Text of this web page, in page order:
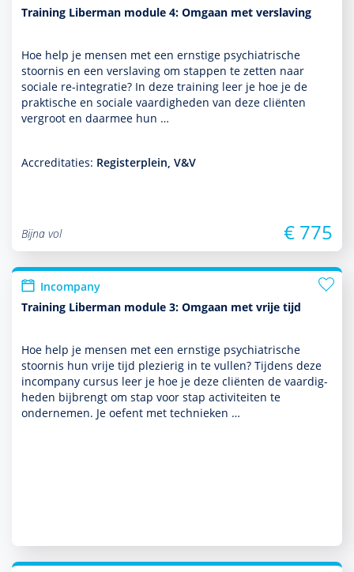
Training Liberman module 4: Omgaan met verslaving
Hoe help je mensen met een ernstige psychia­trische
stoor­nis en een ver­sla­ving om stappen te zetten naar
sociale re-integratie? In deze training leer je hoe je de
prak­tische en sociale vaar­dig­heden van deze cliënten
vergroot en daarmee hun …
Accreditaties: Registerplein, V&V
Bijna vol € 775
Incompany
Training Liberman module 3: Omgaan met vrije tijd
Hoe help je mensen met een ernstige psychia­trische
stoor­nis hun vrije tijd plezierig in te vullen? Tijdens deze
incompany cursus leer je hoe je deze cliënten de vaar­dig­
heden bijbrengt om stap voor stap activi­teiten te
ondernemen. Je oefent met tech­nieken …